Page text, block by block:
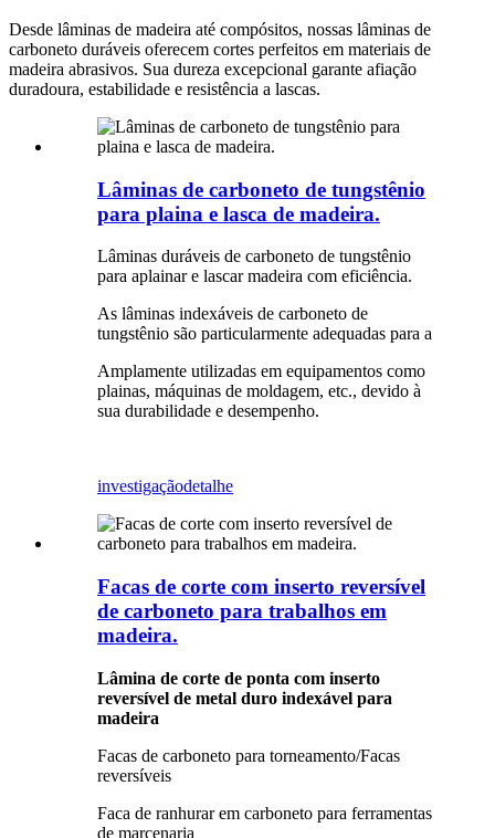
Desde lâminas de madeira até compósitos, nossas lâminas de
carboneto duráveis ​​oferecem cortes perfeitos em materiais de
madeira abrasivos. Sua dureza excepcional garante afiação
duradoura, estabilidade e resistência a lascas.
Lâminas de carboneto de tungstênio
para plaina e lasca de madeira.
Lâminas duráveis ​​de carboneto de tungstênio
para aplainar e lascar madeira com eficiência.
As lâminas indexáveis ​​de carboneto de
tungstênio são particularmente adequadas para a
Amplamente utilizadas em equipamentos como
plainas, máquinas de moldagem, etc., devido à
sua durabilidade e desempenho.
investigaçãodetalhe
Facas de corte com inserto reversível
de carboneto para trabalhos em
madeira.
Lâmina de corte de ponta com inserto
reversível de metal duro indexável para
madeira
Facas de carboneto para torneamento/Facas
reversíveis
Faca de ranhurar em carboneto para ferramentas
de marcenaria